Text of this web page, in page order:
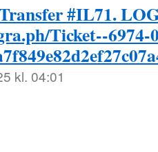
#IL71.
Ticket--6974-
kl. 04:01